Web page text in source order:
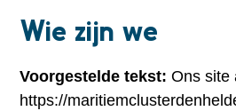
Wie zijn we
Voorgestelde tekst:Ons site
https://